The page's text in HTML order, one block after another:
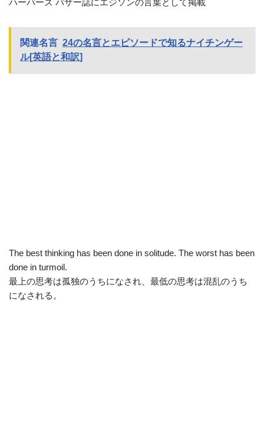
ハーパーズ バザー誌にエジソンの言葉として掲載
関連名言 24の名言とエピソードで知るナイチンゲー
ル[英語と和訳]
The best thinking has been done in solitude. The worst has been
done in turmoil.
最上の思考は孤独のうちになされ、最低の思考は混乱のうち
になされる。